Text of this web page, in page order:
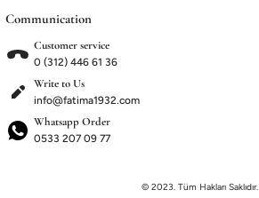
Communication
Customer service
0 (312) 446 61 36
Write to Us
info@fatima1932.com
Whatsapp Order
0533 207 09 77
© 2023. Tüm Hakları Saklıdır.